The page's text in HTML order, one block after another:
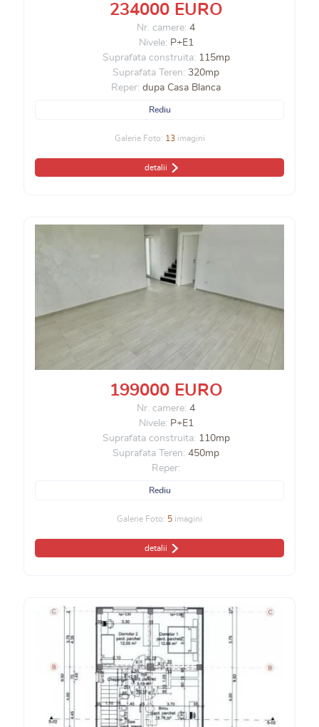
234000 EURO
Nr. camere: 4
Nivele: P+E1
Suprafata construita: 115mp
Suprafata Teren: 320mp
Reper: dupa Casa Blanca
Rediu
Galerie Foto: 13imagini
detalii
199000 EURO
Nr. camere: 4
Nivele: P+E1
Suprafata construita: 110mp
Suprafata Teren: 450mp
Reper:
Rediu
Galerie Foto: 5 imagini
detalii